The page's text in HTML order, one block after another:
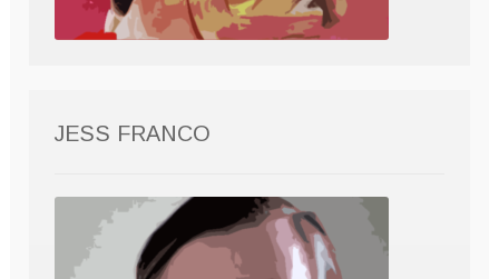
JESS FRANCO